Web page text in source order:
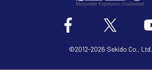
©2012-2026 Sekido Co., Ltd.